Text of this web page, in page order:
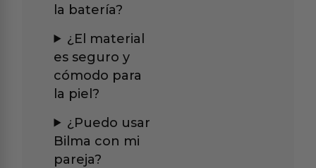
la batería?
¿El material
es seguro y
cómodo para
la piel?
¿Puedo usar
Bilma con mi
pareja?